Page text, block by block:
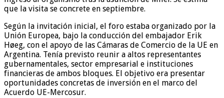
que la visita se concrete en septiembre.
Según la invitación inicial, el foro estaba organizado por la
Unión Europea, bajo la conducción del embajador Erik
Høeg, con el apoyo de las Cámaras de Comercio de la UE en
Argentina. Tenía previsto reunir a altos representantes
gubernamentales, sector empresarial e instituciones
financieras de ambos bloques. El objetivo era presentar
oportunidades concretas de inversión en el marco del
Acuerdo UE-Mercosur.